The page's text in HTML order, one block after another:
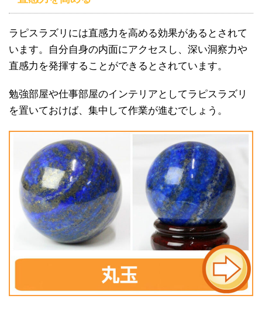
ラピスラズリには直感力を高める効果があるとされて
います。自分自身の内面にアクセスし、深い洞察力や
直感力を発揮することができるとされています。
勉強部屋や仕事部屋のインテリアとしてラピスラズリ
を置いておけば、集中して作業が進むでしょう。